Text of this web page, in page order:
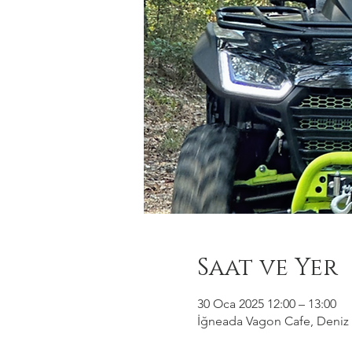
Saat ve Yer
30 Oca 2025 12:00 – 13:00
İğneada Vagon Cafe,